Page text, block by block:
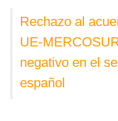
Rechazo al
UE-
negativo en el
español